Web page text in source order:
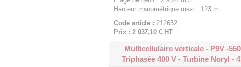
Hauteur manométrique max. : 123 m.
Code article : 212652
Prix : 2 037,10 €HT
Multicellulaire verticale - P9V -
Triphasée 400 V - Turbine Noryl -